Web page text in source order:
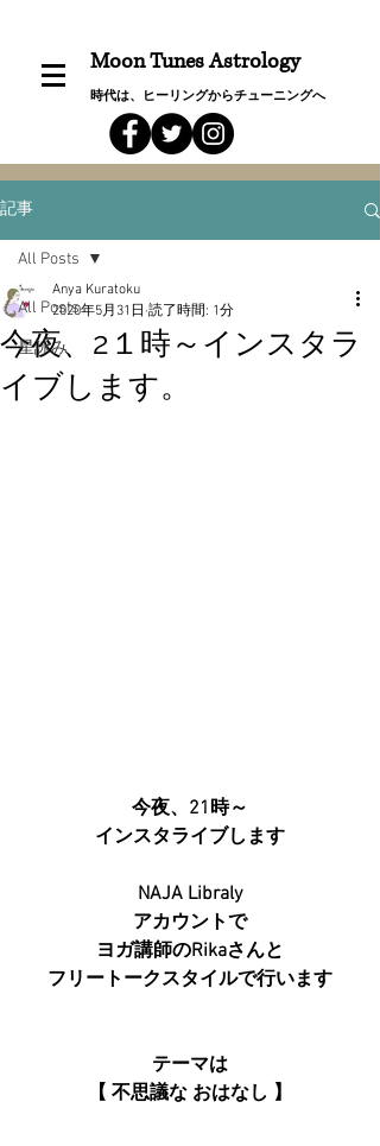
Moon Tunes Astrology
時代は、ヒーリングからチューニングへ
記事
All Posts
星詠み
All Posts
今夜、2１時～インスタラ
イブします。
Anya Kuratoku
2020年5月31日 読了時間: 1分
今夜、21時～
インスタライブします
NAJA Libraly
アカウントで
ヨガ講師のRikaさんと
フリートークスタイルで行います
テーマは
【 不思議な おはなし 】